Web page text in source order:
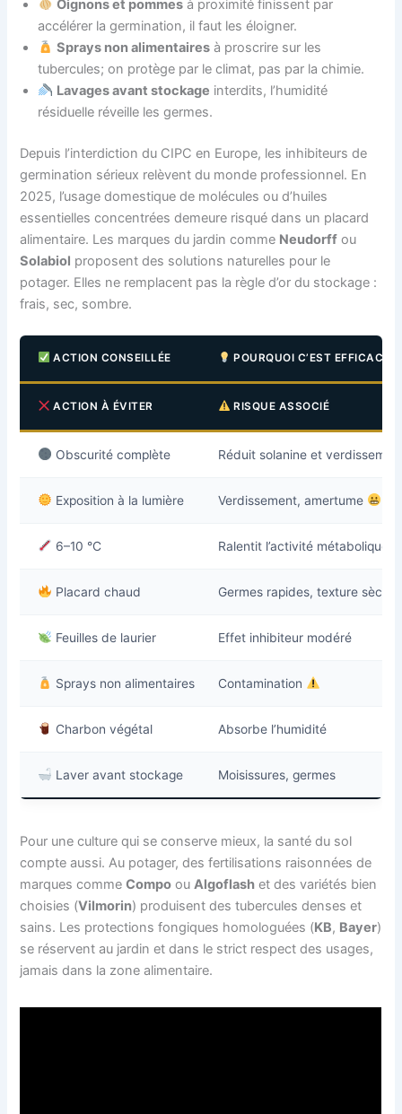
Oignons et pommes à proximité finissent par
accélérer la germination, il faut les éloigner.
Sprays non alimentaires à proscrire sur les
tubercules; on protège par le climat, pas par la chimie.
Lavages avant stockage interdits, l’humidité
résiduelle réveille les germes.
Depuis l’interdiction du CIPC en Europe, les inhibiteurs de
germination sérieux relèvent du monde professionnel. En
2025, l’usage domestique de molécules ou d’huiles
essentielles concentrées demeure risqué dans un placard
alimentaire. Les marques du jardin comme Neudorff ou
Solabiol proposent des solutions naturelles pour le
potager. Elles ne remplacent pas la règle d’or du stockage :
frais, sec, sombre.
ACTION CONSEILLÉE POURQUOI C’EST EFFICACE
ACTION À ÉVITER RISQUE ASSOCIÉ
Obscurité complète Réduit solanine et
Exposition à la lumière Verdissement, amertume
6–10 °C Ralentit l’activité métabolique
Placard chaud Germes rapides, texture sèche
Feuilles de laurier Effet inhibiteur modéré
Sprays non alimentaires Contamination
Charbon végétal Absorbe l’humidité
Laver avant stockage Moisissures, germes
Pour une culture qui se conserve mieux, la santé du sol
compte aussi. Au potager, des fertilisations raisonnées de
marques commeCompo ouAlgoflash et des variétés bien
choisies (Vilmorin) produisent des tubercules denses et
sains. Les protections fongiques homologuées (KB, Bayer)
se réservent au jardin et dans le strict respect des usages,
jamais dans la zone alimentaire.